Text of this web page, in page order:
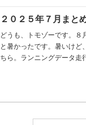
２０２５年７月まと
どうも、トモゾーです。８
と暑かったです。暑いけど
ちら。ランニングデータ走